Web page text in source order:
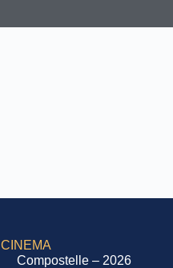
CINEMA
Compostelle – 2026